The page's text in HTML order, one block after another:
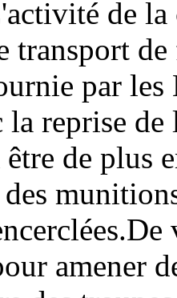
de
transport
par
la reprise
de plus
des
amener